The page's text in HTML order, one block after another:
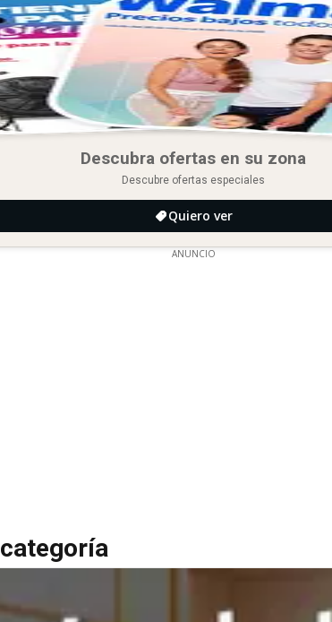
Descubra ofertas en su zona
Descubre ofertas especiales
Quiero ver
ANUNCIO